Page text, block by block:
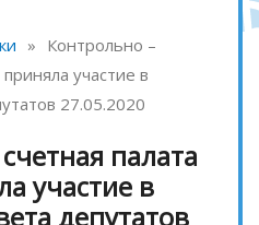
» Контрольно –
участие в
27.05.2020
палата
участие в
депутатов